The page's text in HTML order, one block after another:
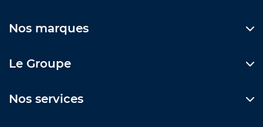
Nos marques
Le Groupe
Nos services